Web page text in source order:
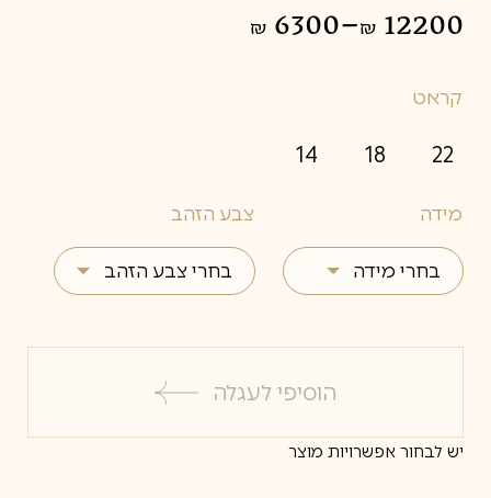
₪ 6300–₪ 12200
עד
קראט
22
18
14
מידה
בחרי מידה
4
5
צבע הזהב
בחרי צבע הזהב
צהוב
לבן
אדום
הוסיפי לעגלה
יש לבחור אפשרויות מוצר